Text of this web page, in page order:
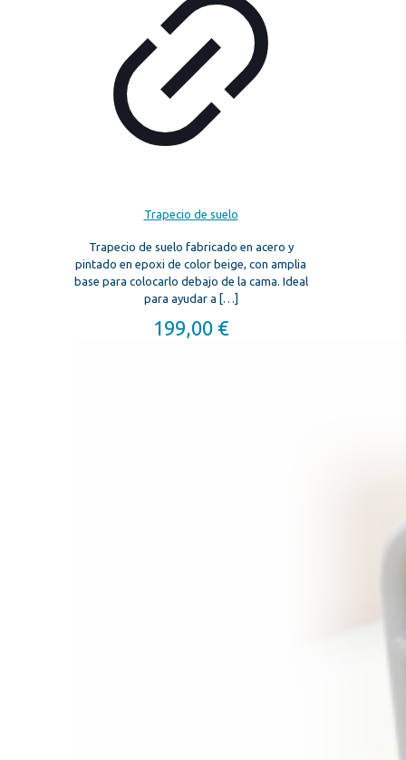
Trapecio de suelo
Trapecio de suelo fabricado en acero y
pintado en epoxi de color beige, con amplia
base para colocarlo debajo de la cama. Ideal
para ayudar a […]
199,00 €